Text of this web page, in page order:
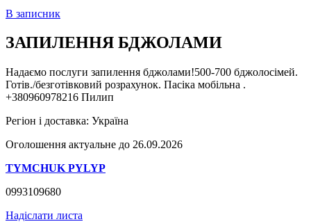
В записник
ЗАПИЛЕННЯ БДЖОЛАМИ
Надаємо послуги запилення бджолами!500-700 бджолосімей.
Готів./безготівковий розрахунок. Пасіка мобільна .
+380960978216 Пилип
Регіон і доставка: Україна
Оголошення актуальне до 26.09.2026
TYMCHUK PYLYP
0993109680
Надіслати листа